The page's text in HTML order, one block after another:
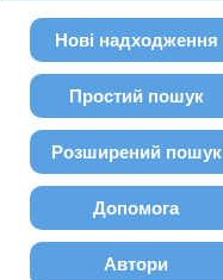
Нові надходження
Простий пошук
Розширений пошук
Допомога
Автори